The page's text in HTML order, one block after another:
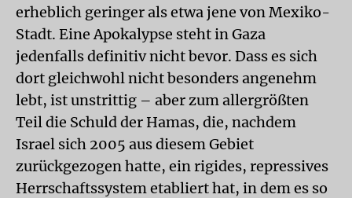
erheblich geringer als etwa jene von Mexiko-
Stadt. Eine Apokalypse steht in Gaza
jedenfalls definitiv nicht bevor. Dass es sich
dort gleichwohl nicht besonders angenehm
lebt, ist unstrittig – aber zum allergrößten
Teil die Schuld der Hamas, die, nachdem
Israel sich 2005 aus diesem Gebiet
zurückgezogen hatte, ein rigides, repressives
Herrschaftssystem etabliert hat, in dem es so